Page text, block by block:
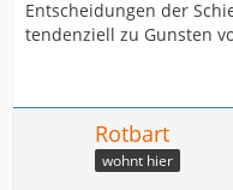
Entscheidungen der
tendenziell zu Gunsten
Rotbart
wohnt hier